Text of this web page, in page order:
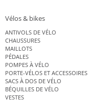
Vélos & bikes
ANTIVOLS DE VÉLO
CHAUSSURES
MAILLOTS
PÉDALES
POMPES À VÉLO
PORTE-VÉLOS ET ACCESSOIRES
SACS À DOS DE VÉLO
BÉQUILLES DE VÉLO
VESTES